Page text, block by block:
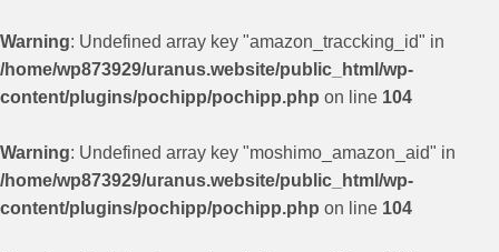
Warning: Undefined array key "amazon_traccking_id" in
/home/wp873929/uranus.website/public_html/wp-
content/plugins/pochipp/pochipp.php on line 104
Warning: Undefined array key "moshimo_amazon_aid" in
/home/wp873929/uranus.website/public_html/wp-
content/plugins/pochipp/pochipp.php on line 104